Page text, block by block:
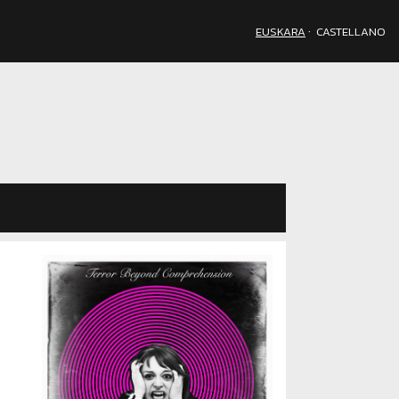
EUSKARA · CASTELLANO